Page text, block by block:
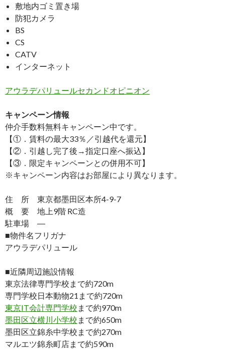
敷地内ゴミ置き場
防犯カメラ
BS
CS
CATV
インターネット
アウラデパリュールセカンドオピニオン
キャンペーン情報
仲介手数料無料キャンペーン中です。
【①．賃料の最大33％／引越代を還元】
【②．引越し完了後→指定口座へ振込】
【③．限定キャンペーンとの併用不可】
※キャンペーン内容はお部屋により異なります。
住 所 東京都墨田区本所4-9-7
概 要 地上9階 RC造
駐車場 ―
■物件名フリガナ
アウラデパリュール
■近隣周辺施設情報
東京法律専門学校まで約720m
専門学校日本動物21まで約720m
東京IT会計専門学校 まで約970m
墨田区立横川小学校 まで約650m
墨田区立錦糸中学校まで約270m
マルエツ錦糸町店まで約590m